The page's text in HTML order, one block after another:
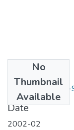
No
Thumbnail
Available
1115-05-353-
Date
2002-02